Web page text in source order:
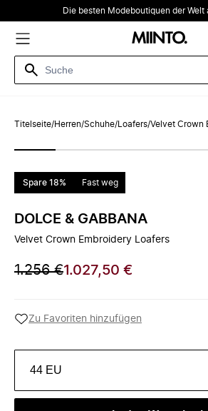
Die besten Modeboutiquen der Welt
Titelseite/Herren/Schuhe/ Loafers/Velvet Crown
Spare 18% Fast weg
DOLCE & GABBANA
Velvet Crown Embroidery Loafers
1.256 €1.027,50 €
Zu Favoriten hinzufügen
44 EU